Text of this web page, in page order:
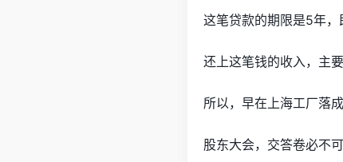
这笔贷款的期限是5年，
还上这笔钱的收入，主
所以，早在上海工厂落
股东大会，交答卷必不可